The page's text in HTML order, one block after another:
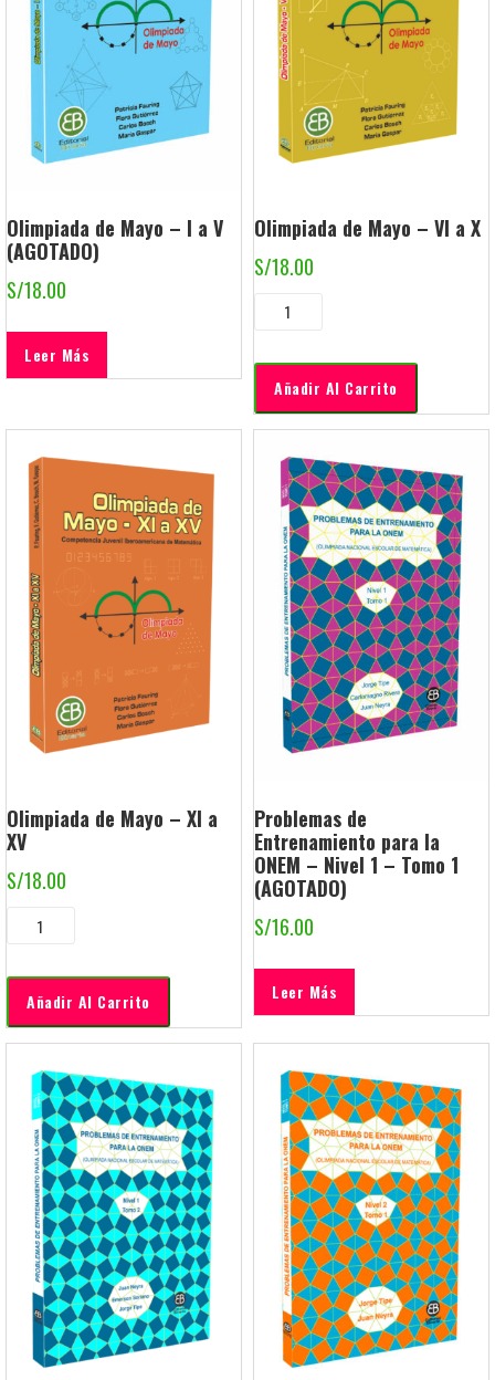
Olimpiada de Mayo – I a V
(AGOTADO)
S/18.00
Leer Más
Olimpiada de Mayo – VI a X
S/18.00
Añadir Al Carrito
Olimpiada de Mayo – XI a
XV
S/18.00
Añadir Al Carrito
Problemas de
Entrenamiento para la
ONEM – Nivel 1 – Tomo 1
(AGOTADO)
S/16.00
Leer Más